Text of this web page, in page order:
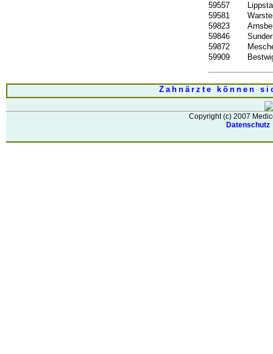
59557
59581
59823
59846
59872
59909
Zahnärzte können
Copyright (c) 2007
Datenschutz